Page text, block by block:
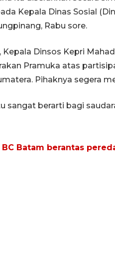
Kepala Dinas Sosial
Rabu sore.
Kepala Dinsos Kepri
Pramuka atas
Pihaknya segera
sangat berarti bagi
BC Batam berantas